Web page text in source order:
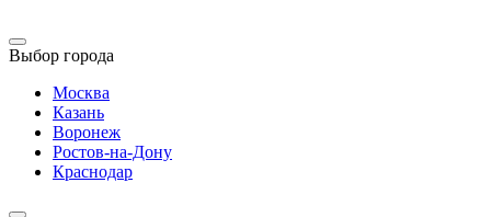
Выбор города
Москва
Казань
Воронеж
Ростов-на-Дону
Краснодар